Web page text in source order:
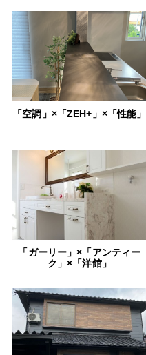
「空調」×「ZEH+」×「性能」
「ガーリー」×「アンティー
ク」×「洋館」